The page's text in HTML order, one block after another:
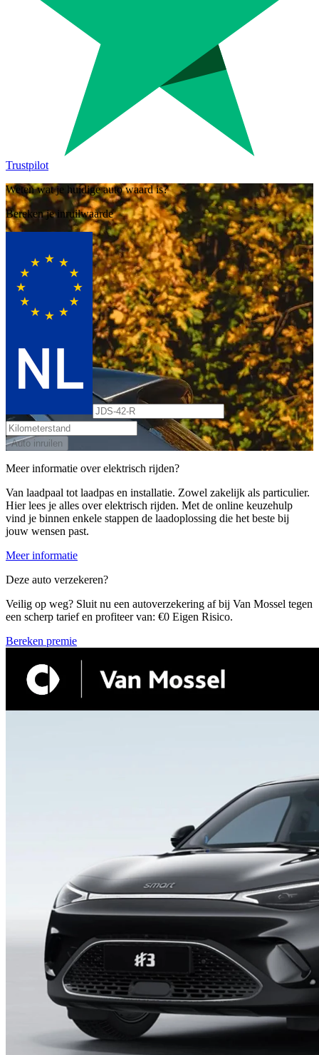
Trustpilot
Weten wat je huidige auto waard is?
Bereken je inruilwaarde
Auto inruilen
Meer informatie over elektrisch rijden?
Van laadpaal tot laadpas en installatie. Zowel zakelijk als particulier.
Hier lees je alles over elektrisch rijden. Met de online keuzehulp
vind je binnen enkele stappen de laadoplossing die het beste bij
jouw wensen past.
Meer informatie
Deze auto verzekeren?
Veilig op weg? Sluit nu een autoverzekering af bij Van Mossel tegen
een scherp tarief en profiteer van: €0 Eigen Risico.
Bereken premie